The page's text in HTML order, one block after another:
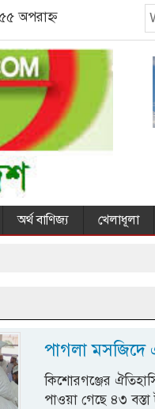
অপরাহ্ন
অর্থ বাণিজ্য খেলাধূলা
পাগলা মসজিদে
কিশোরগঞ্জের
পাওয়া গেছে ৪৩